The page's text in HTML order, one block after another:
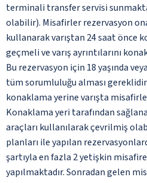
terminali transfer servisi
olabilir). Misafirler rezervasyon
kullanarak varıştan 24 saat önce
geçmeli ve varış ayrıntılarını
Bu rezervasyon için 18 yaşında
tüm sorumluluğu alması
konaklama yerine varışta
Konaklama yeri tarafından
araçları kullanılarak çevrilmiş
planları ile yapılan
şartıyla en fazla 2 yetişkin
yapılmaktadır. Sonradan gelen